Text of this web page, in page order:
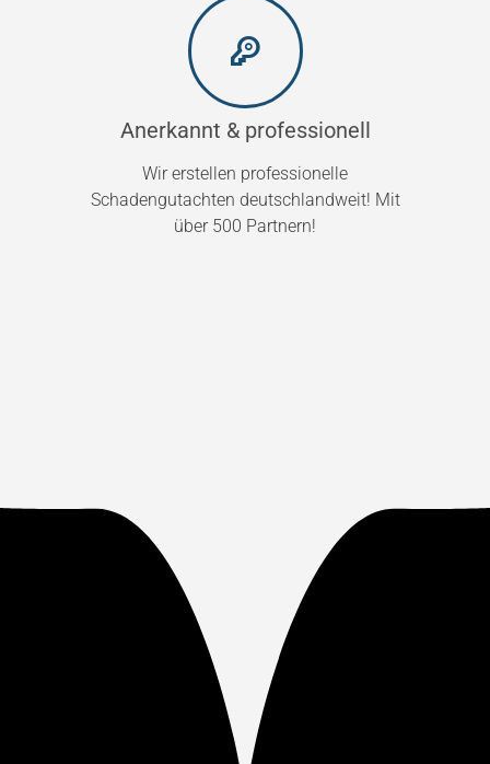
Anerkannt & professionell
Wir erstellen professionelle
Schadengutachten deutschlandweit! Mit
über 500 Partnern!